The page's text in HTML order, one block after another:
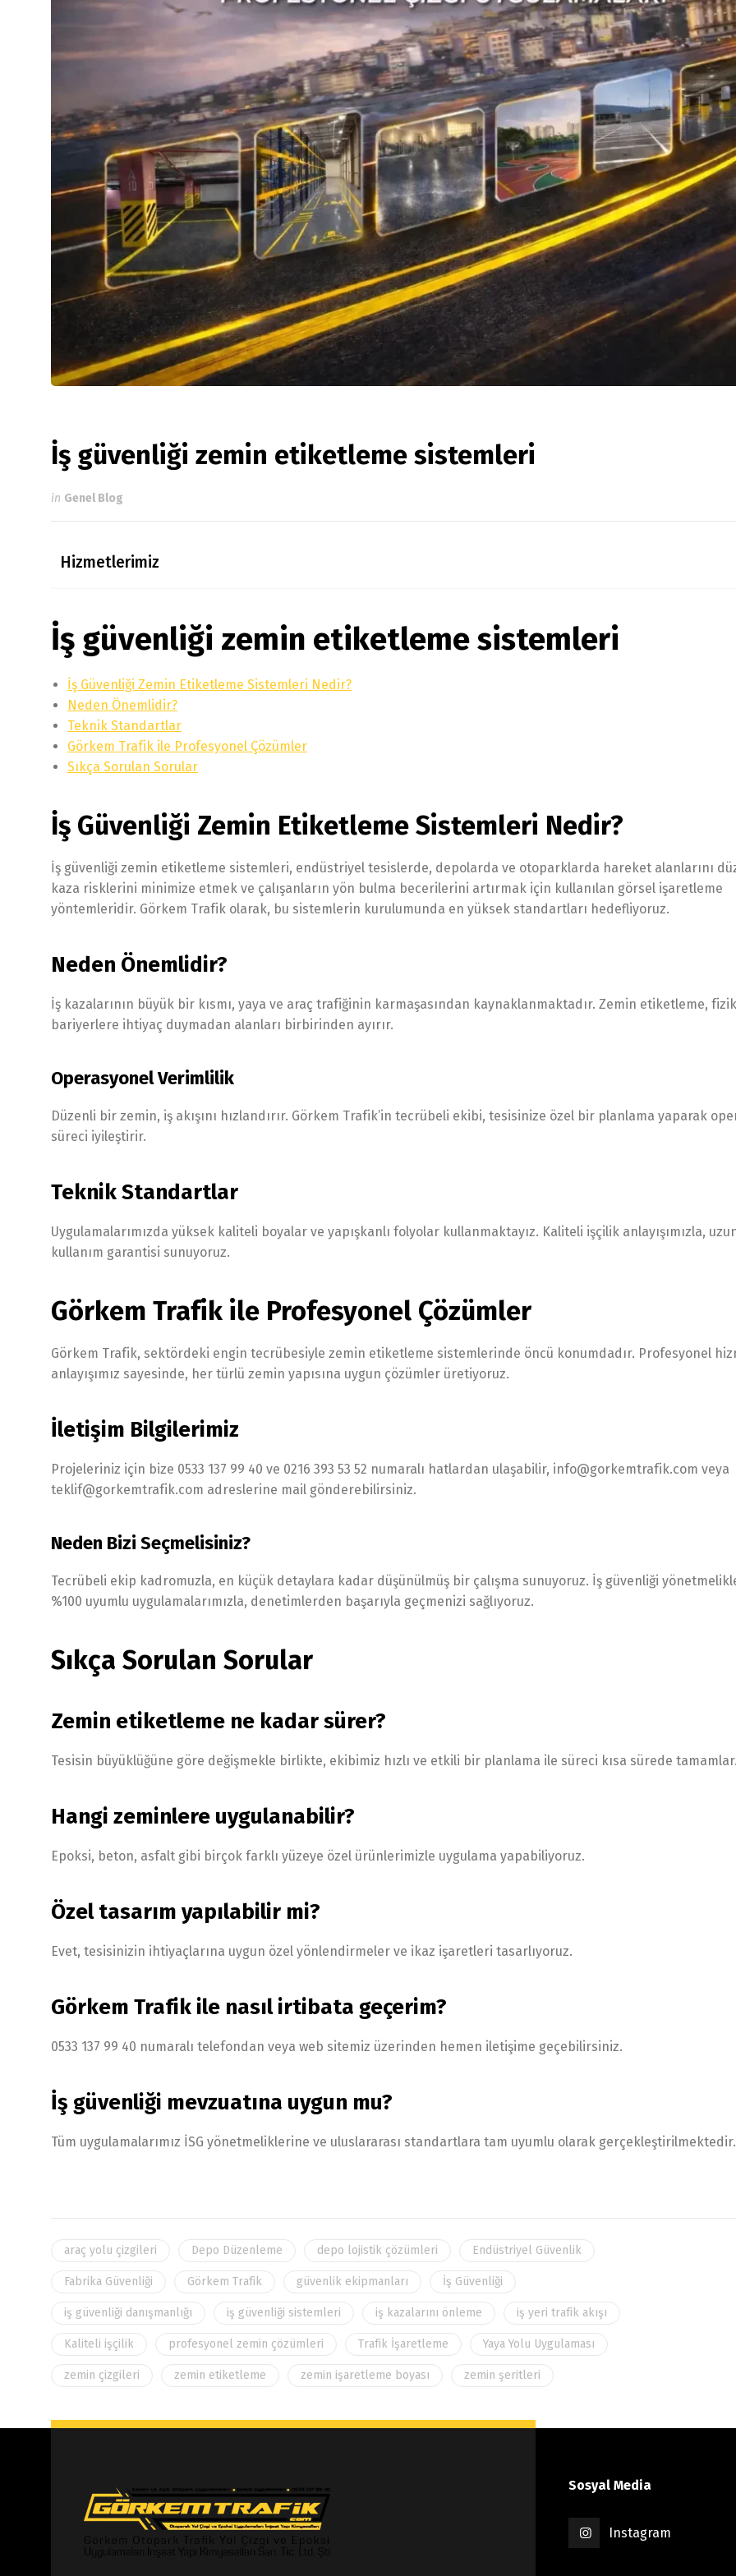
İş güvenliği zemin etiketleme sistemleri
in Genel Blog
Hizmetlerimiz
İş güvenliği zemin etiketleme sistemleri
İş Güvenliği Zemin Etiketleme Sistemleri Nedir?
Neden Önemlidir?
Teknik Standartlar
Görkem Trafik ile Profesyonel Çözümler
Sıkça Sorulan Sorular
İş Güvenliği Zemin Etiketleme Sistemleri Nedir?
İş güvenliği zemin etiketleme sistemleri, endüstriyel tesislerde, depolarda ve otoparklarda hareket alanlarını
kaza risklerini minimize etmek ve çalışanların yön bulma becerilerini artırmak için kullanılan görsel işaretleme
yöntemleridir. Görkem Trafik olarak, bu sistemlerin kurulumunda en yüksek standartları hedefliyoruz.
Neden Önemlidir?
İş kazalarının büyük bir kısmı, yaya ve araç trafiğinin karmaşasından kaynaklanmaktadır. Zemin etiketleme,
bariyerlere ihtiyaç duymadan alanları birbirinden ayırır.
Operasyonel Verimlilik
Düzenli bir zemin, iş akışını hızlandırır. Görkem Trafik’in tecrübeli ekibi, tesisinize özel bir planlama yaparak
süreci iyileştirir.
Teknik Standartlar
Uygulamalarımızda yüksek kaliteli boyalar ve yapışkanlı folyolar kullanmaktayız. Kaliteli işçilik anlayışımızla,
kullanım garantisi sunuyoruz.
Görkem Trafik ile Profesyonel Çözümler
Görkem Trafik, sektördeki engin tecrübesiyle zemin etiketleme sistemlerinde öncü konumdadır. Profesyonel
anlayışımız sayesinde, her türlü zemin yapısına uygun çözümler üretiyoruz.
İletişim Bilgilerimiz
Projeleriniz için bize 0533 137 99 40 ve 0216 393 53 52 numaralı hatlardan ulaşabilir, info@gorkemtrafik.com veya
teklif@gorkemtrafik.com adreslerine mail gönderebilirsiniz.
Neden Bizi Seçmelisiniz?
Tecrübeli ekip kadromuzla, en küçük detaylara kadar düşünülmüş bir çalışma sunuyoruz. İş güvenliği
%100 uyumlu uygulamalarımızla, denetimlerden başarıyla geçmenizi sağlıyoruz.
Sıkça Sorulan Sorular
Zemin etiketleme ne kadar sürer?
Tesisin büyüklüğüne göre değişmekle birlikte, ekibimiz hızlı ve etkili bir planlama ile süreci kısa sürede tamamlar.
Hangi zeminlere uygulanabilir?
Epoksi, beton, asfalt gibi birçok farklı yüzeye özel ürünlerimizle uygulama yapabiliyoruz.
Özel tasarım yapılabilir mi?
Evet, tesisinizin ihtiyaçlarına uygun özel yönlendirmeler ve ikaz işaretleri tasarlıyoruz.
Görkem Trafik ile nasıl irtibata geçerim?
0533 137 99 40 numaralı telefondan veya web sitemiz üzerinden hemen iletişime geçebilirsiniz.
İş güvenliği mevzuatına uygun mu?
Tüm uygulamalarımız İSG yönetmeliklerine ve uluslararası standartlara tam uyumlu olarak gerçekleştirilmektedir.
araç yolu çizgileri Depo Düzenleme depo lojistik çözümleri Endüstriyel Güvenlik
Fabrika Güvenliği Görkem Trafik güvenlik ekipmanları İş Güvenliği
iş güvenliği danışmanlığı iş güvenliği sistemleri iş kazalarını önleme iş yeri trafik akışı
Kaliteli işçilik profesyonel zemin çözümleri Trafik İşaretleme Yaya Yolu Uygulaması
zemin çizgileri zemin etiketleme zemin işaretleme boyası zemin şeritleri
Sosyal Media
Instagram